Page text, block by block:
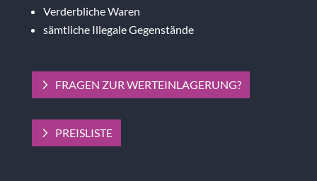
Verderbliche Waren
sämtliche Illegale Gegenstände
FRAGEN ZUR WERTEINLAGERUNG?
PREISLISTE